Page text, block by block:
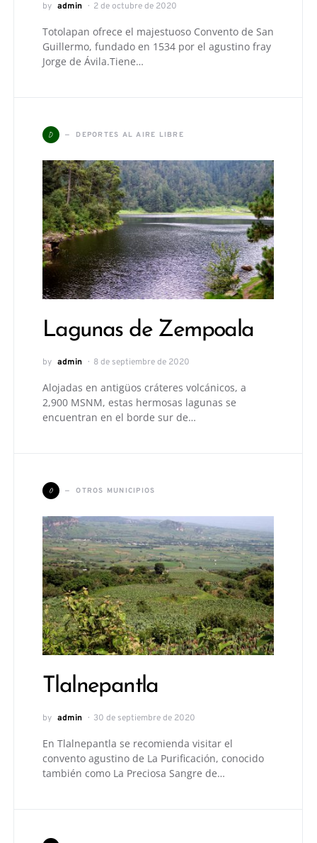
by admin 2 de octubre de 2020
Totolapan ofrece el majestuoso Convento de San
Guillermo, fundado en 1534 por el agustino fray
Jorge de Ávila.Tiene…
D DEPORTES AL AIRE LIBRE
Lagunas de Zempoala
by admin 8 de septiembre de 2020
Alojadas en antigüos cráteres volcánicos, a
2,900 MSNM, estas hermosas lagunas se
encuentran en el borde sur de…
O OTROS MUNICIPIOS
Tlalnepantla
by admin 30 de septiembre de 2020
En Tlalnepantla se recomienda visitar el
convento agustino de La Purificación, conocido
también como La Preciosa Sangre de…